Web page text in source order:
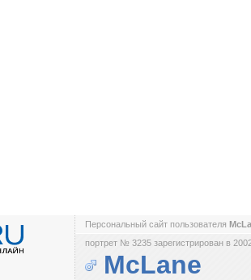
Персональный сайт пользователя
портрет № 3235 зарегистрирован в
McLane